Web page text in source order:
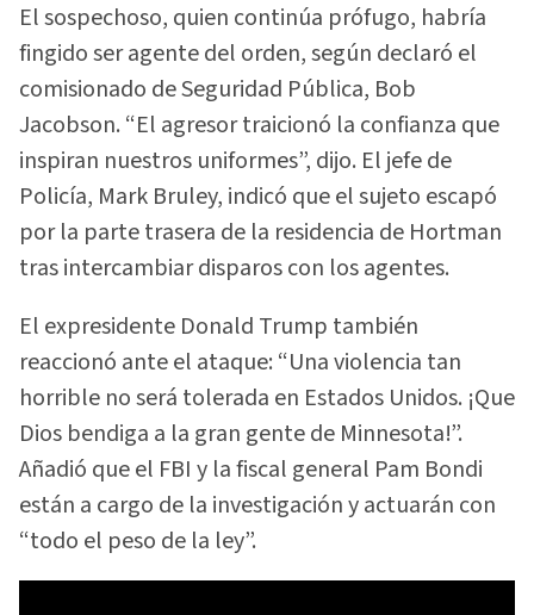
El sospechoso, quien continúa prófugo, habría
fingido ser agente del orden, según declaró el
comisionado de Seguridad Pública, Bob
Jacobson. “El agresor traicionó la confianza que
inspiran nuestros uniformes”, dijo. El jefe de
Policía, Mark Bruley, indicó que el sujeto escapó
por la parte trasera de la residencia de Hortman
tras intercambiar disparos con los agentes.
El expresidente Donald Trump también
reaccionó ante el ataque: “Una violencia tan
horrible no será tolerada en Estados Unidos. ¡Que
Dios bendiga a la gran gente de Minnesota!”.
Añadió que el FBI y la fiscal general Pam Bondi
están a cargo de la investigación y actuarán con
“todo el peso de la ley”.